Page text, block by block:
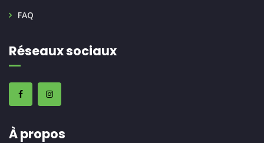
FAQ
Réseaux sociaux
À propos